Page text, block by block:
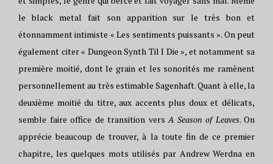
le black metal fait son apparition sur le très bon et
étonnamment intimiste « Les sentiments puissants ». On peut
également citer « Dungeon Synth Til I Die », et notamment sa
première moitié, dont le grain et les sonorités me ramènent
personnellement au très estimable Sagenhaft. Quant à elle, la
deuxième moitié du titre, aux accents plus doux et délicats,
semble faire office de transition versA Season of Leaves. On
apprécie beaucoup de trouver, à la toute fin de ce premier
chapitre, les quelques mots utilisés par Andrew Werdna en